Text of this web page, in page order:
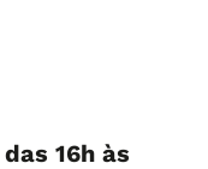
16h às